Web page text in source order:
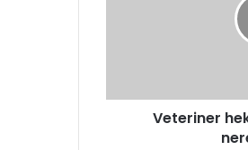
Veteriner